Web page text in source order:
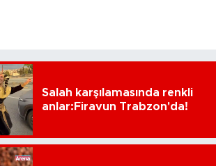
Salah karşılamasında renkli
anlar:Firavun Trabzon'da!